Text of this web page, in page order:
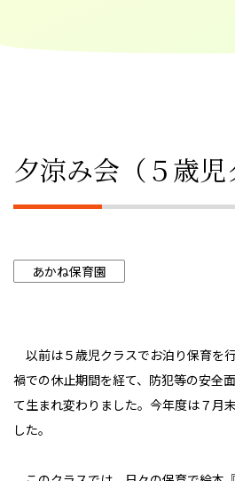
夕涼み会（５歳児
あかね保育園
以前は５歳児クラスでお泊り保育を
禍での休止期間を経て、防犯等の安全
て生まれ変わりました。今年度は７月
した。